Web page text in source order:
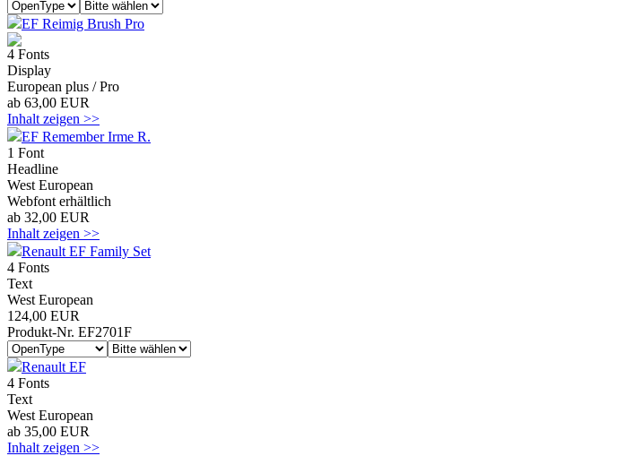
EF Reimig Brush Pro
4 Fonts
Display
European plus / Pro
ab 63,00 EUR
Inhalt zeigen >>
EF Remember Irme R.
1 Font
Headline
West European
Webfont erhältlich
ab 32,00 EUR
Inhalt zeigen >>
Renault EF Family Set
4 Fonts
Text
West European
124,00 EUR
Produkt-Nr. EF2701F
Renault EF
4 Fonts
Text
West European
ab 35,00 EUR
Inhalt zeigen >>